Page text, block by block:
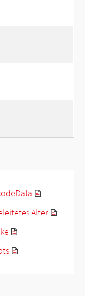
Alter